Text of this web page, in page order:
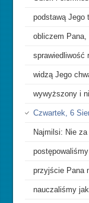
podstawą Jego
obliczem Pana,
sprawiedliwość
widzą Jego
wywyższony i
Czwartek, 6
Najmilsi: Nie
przyjście Pana
nauczaliśmy